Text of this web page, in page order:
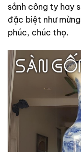
sảnh công ty hay
đặc biệt như
phúc, chúc thọ.